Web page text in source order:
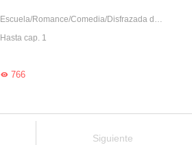
Escuela/Romance/Comedia/Disfrazada de hombre/Nuevo
Hasta cap. 1
766
Siguiente